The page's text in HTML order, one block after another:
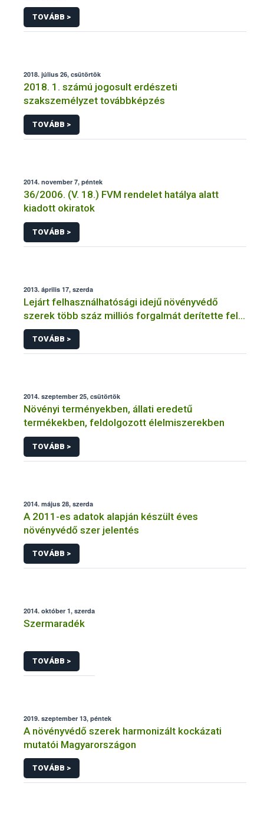
TOVÁBB >
2018. július 26, csütörtök
2018. 1. számú jogosult erdészeti
szakszemélyzet továbbképzés
TOVÁBB >
2014. november 7, péntek
36/2006. (V. 18.) FVM rendelet hatálya alatt
kiadott okiratok
TOVÁBB >
2013. április 17, szerda
Lejárt felhasználhatósági idejű növényvédő
szerek több száz milliós forgalmát derítette fel a
NÉBIH
TOVÁBB >
2014. szeptember 25, csütörtök
Növényi terményekben, állati eredetű
termékekben, feldolgozott élelmiszerekben
TOVÁBB >
2014. május 28, szerda
A 2011-es adatok alapján készült éves
növényvédő szer jelentés
TOVÁBB >
2014. október 1, szerda
Szermaradék
TOVÁBB >
2019. szeptember 13, péntek
A növényvédő szerek harmonizált kockázati
mutatói Magyarországon
TOVÁBB >